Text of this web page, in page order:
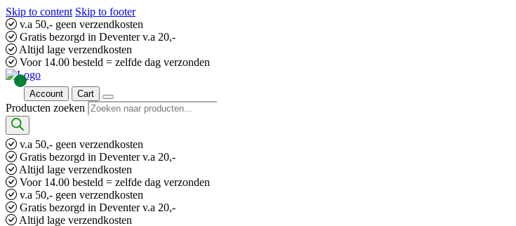
Skip to content Skip to footer
v.a 50,- geen verzendkosten
Gratis bezorgd in Deventer v.a 20,-
Altijd lage verzendkosten
Voor 14.00 besteld = zelfde dag verzonden
Account Cart
Producten zoeken
v.a 50,- geen verzendkosten
Gratis bezorgd in Deventer v.a 20,-
Altijd lage verzendkosten
Voor 14.00 besteld = zelfde dag verzonden
v.a 50,- geen verzendkosten
Gratis bezorgd in Deventer v.a 20,-
Altijd lage verzendkosten